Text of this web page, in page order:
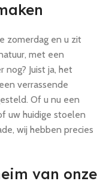
zomerdag en u zit
met een
nog? Juist ja, het
verrassende
Of u nu een
uw huidige stoelen
wij hebben precies
van onze